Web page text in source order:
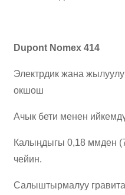
Dupont Nomex 414
Электрдик жана
окшош
Ачык бети менен
Калыңдыгы 0,18 ммден
чейин.
Салыштырмалуу